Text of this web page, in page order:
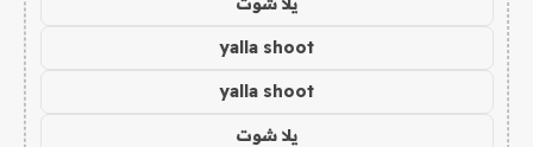
yalla shoot
yalla shoot
يلا شوت